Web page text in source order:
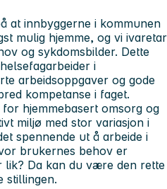
at innbyggerne i kommunen
mulig hjemme, og vi ivaretar
og sykdomsbilder. Dette
i
arbeidsoppgaver og gode
kompetanse i faget.
hjemmebasert omsorg og
miljø med stor variasjon i
spennende ut å arbeide i
brukernes behov er
lik? Da kan du være den rette
stillingen.